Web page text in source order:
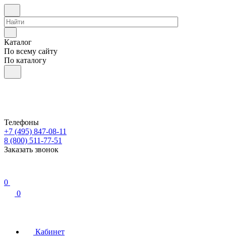
Каталог
По всему сайту
По каталогу
Телефоны
+7 (495) 847-08-11
8 (800) 511-77-51
Заказать звонок
0
0
Кабинет